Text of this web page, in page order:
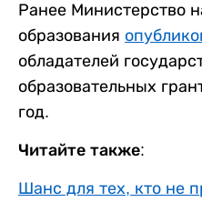
Ранее Министерство
образования
обладателей
образовательных
год.
Читайте также:
Шанс для тех, кто не